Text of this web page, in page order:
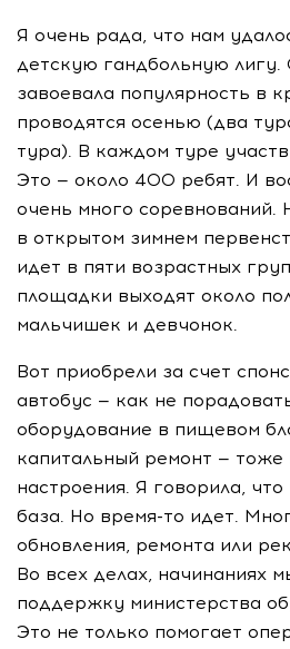
Я очень рада, что нам
детскую гандбольную лигу.
завоевала популярность в
проводятся осенью (два
тура). В каждом туре
Это — около 400 ребят. И
очень много соревнований.
в открытом зимнем
идет в пяти возрастных
площадки выходят около
мальчишек и девчонок.
Вот приобрели за счет
автобус — как не
оборудование в пищевом
капитальный ремонт —
настроения. Я говорила,
база. Но время-то идет.
обновления, ремонта или
Во всех делах, начинаниях
поддержку министерства
Это не только помогает